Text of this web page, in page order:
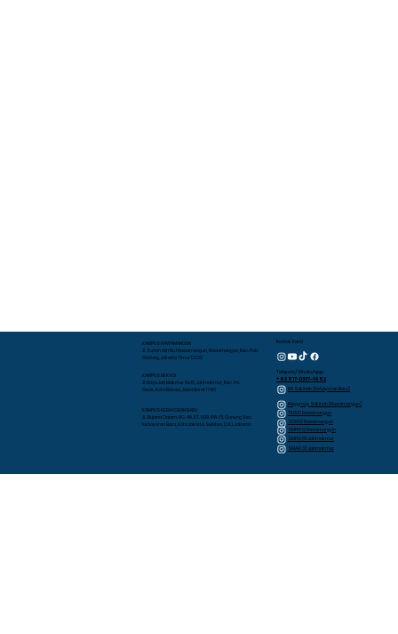
KAMPUS RAWAMANGUN
Jl. Sunan Giri No.1 Rawamangun, Rawamangun, Kec. Pulo
Gadung, Jakarta Timur 13220
KAMPUS BEKASI
Jl. Raya Jati Makmur No.10, Jatimakmur, Kec. Pd.
Gede, Kota Bekasi, Jawa Barat 17413
KAMPUS KEBAYORAN BARU
JL. Bujana Dalam, NO. 48, RT. 009, RW. 01, Gunung, Kec.
Kebayoran Baru, Kota Jakarta Selatan, D.K.I. Jakarta
Kontak Kami
Telepon/WhatsApp
+62 817-0337-1952
RA Sakinah (Kebayoran Baru)
Playgroup Sakinah (Rawamangun)
TKIA 13 Rawamangun
SDIA 13 Rawamangun
SMPIA 12 Rawamangun
SMPIA 55 Jatimakmur
SMAIA 33 Jatimakmur